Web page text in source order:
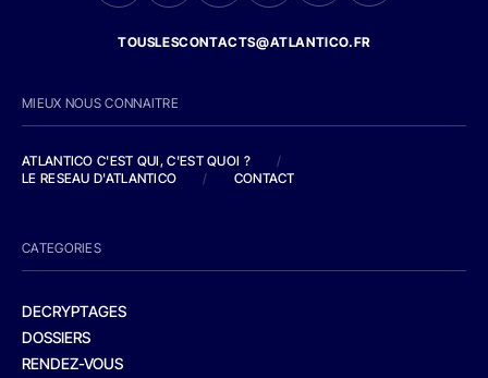
TOUSLESCONTACTS@ATLANTICO.FR
MIEUX NOUS CONNAITRE
ATLANTICO C'EST QUI, C'EST QUOI ?
/
LE RESEAU D'ATLANTICO
/ CONTACT
CATEGORIES
DECRYPTAGES
DOSSIERS
RENDEZ-VOUS